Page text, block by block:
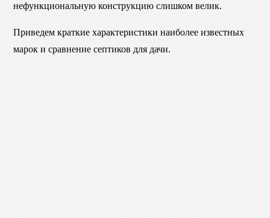
нефункциональную конструкцию слишком велик.
Приведем краткие характеристики наиболее известных
марок и сравнение септиков для дачи.